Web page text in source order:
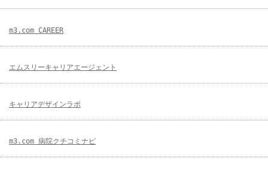
m3.com CAREER
エムスリーキャリアエージェント
キャリアデザインラボ
m3.com 病院クチコミナビ